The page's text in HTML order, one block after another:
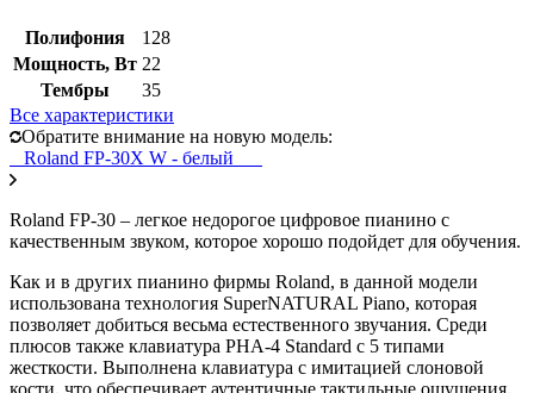
Полифония
128
Мощность, Вт 22
Тембры
35
Все характеристики
Обратите внимание на новую модель:
Roland FP-30X W - белый
Roland FP-30 – легкое недорогое цифровое пианино с
качественным звуком, которое хорошо подойдет для обучения.
Как и в других пианино фирмы Roland, в данной модели
использована технология SuperNATURAL Piano, которая
позволяет добиться весьма естественного звучания. Среди
плюсов также клавиатура PHA-4 Standard с 5 типами
жесткости. Выполнена клавиатура с имитацией слоновой